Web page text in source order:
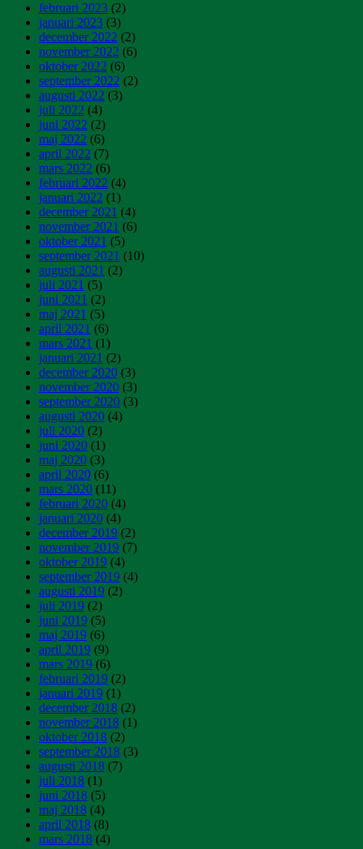
februari 2023 (2)
januari 2023 (3)
december 2022 (2)
november 2022 (6)
oktober 2022 (6)
september 2022 (2)
augusti 2022 (3)
juli 2022 (4)
juni 2022 (2)
maj 2022 (6)
april 2022 (7)
mars 2022 (6)
februari 2022 (4)
januari 2022 (1)
december 2021 (4)
november 2021 (6)
oktober 2021 (5)
september 2021 (10)
augusti 2021 (2)
juli 2021 (5)
juni 2021 (2)
maj 2021 (5)
april 2021 (6)
mars 2021 (1)
januari 2021 (2)
december 2020 (3)
november 2020 (3)
september 2020 (3)
augusti 2020 (4)
juli 2020 (2)
juni 2020 (1)
maj 2020 (3)
april 2020 (6)
mars 2020 (11)
februari 2020 (4)
januari 2020 (4)
december 2019 (2)
november 2019 (7)
oktober 2019 (4)
september 2019 (4)
augusti 2019 (2)
juli 2019 (2)
juni 2019 (5)
maj 2019 (6)
april 2019 (9)
mars 2019 (6)
februari 2019 (2)
januari 2019 (1)
december 2018 (2)
november 2018 (1)
oktober 2018 (2)
september 2018 (3)
augusti 2018 (7)
juli 2018 (1)
juni 2018 (5)
maj 2018 (4)
april 2018 (8)
mars 2018 (4)